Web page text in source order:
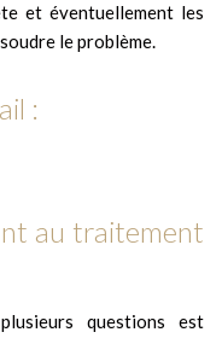
et éventuellement les
le problème.
:
au traitement
questions est